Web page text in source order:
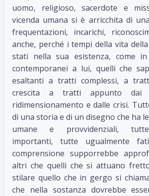
uomo, religioso, sacerdote e
vicenda umana si è arricchita di
frequentazioni, incarichi,
anche, perché i tempi della vita
stati nella sua esistenza, come
contemporanei a lui, quelli che
esaltanti a tratti complessi, a
crescita a tratti appunto dai
ridimensionamento e dalle crisi.
di una storia e di un disegno che ha
umane e provvidenziali,
importanti, tutte ugualmente
comprensione supporrebbe
altri che quelli che si attuano
stilare quello che in gergo si
che nella sostanza dovrebbe